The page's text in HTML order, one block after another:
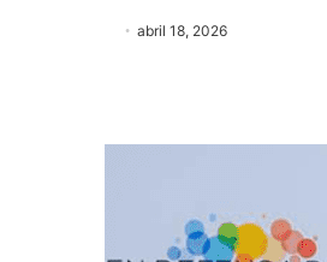
abril 18, 2026